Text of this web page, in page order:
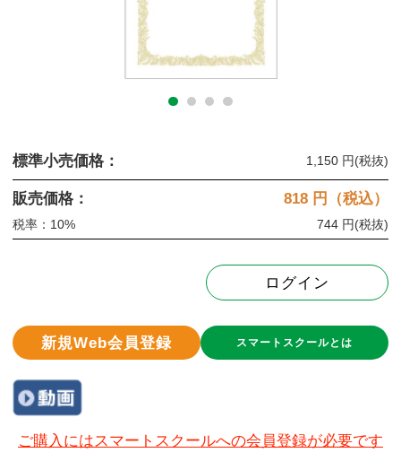
標準小売価格： 1,150 円(税抜)
販売価格： 818 円（税込）
税率：10% 744 円(税抜)
ログイン
新規Web会員登録 スマートスクールとは
ご購入にはスマートスクールへの会員登録が必要です